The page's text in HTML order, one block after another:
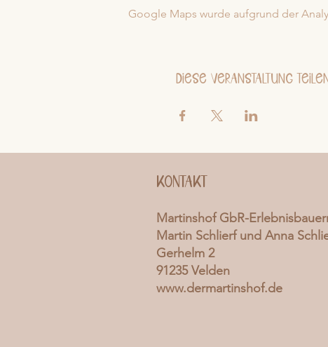
Google Maps wurde aufgrund der
Diese Veranstaltung
Kontakt
Martinshof GbR-
Martin Schlierf und Anna
Gerhelm 2
91235 Velden
www.dermartinshof.de